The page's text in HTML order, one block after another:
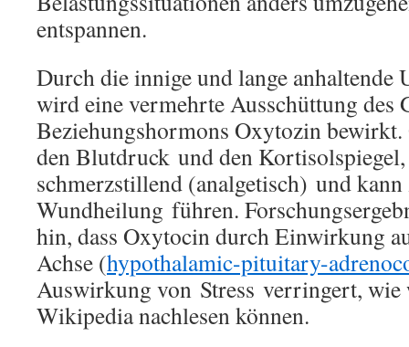
entspannen.
Durch die innige und lange anhaltende
wird eine vermehrte Ausschüttung des
Beziehungshormons Oxytozin
den Blutdruck und den
schmerzstillend (analgetisch) und kann
Wundheilung führen.
hin, dass Oxytocin durch Einwirkung
Achse (hypothalamic-pituitary-
Auswirkung von Stress verringert, wie
Wikipedia nachlesen können.